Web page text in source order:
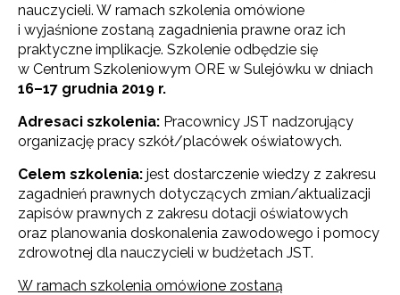
nauczycieli. W ramach szkolenia omówione
i wyjaśnione zostaną zagadnienia prawne oraz ich
praktyczne implikacje. Szkolenie odbędzie się
w Centrum Szkoleniowym ORE w Sulejówku w dniach
16–17 grudnia 2019 r.
Adresaci szkolenia: Pracownicy JST nadzorujący
organizację pracy szkół/placówek oświatowych.
Celem szkolenia: jest dostarczenie wiedzy z zakresu
zagadnień prawnych dotyczących zmian/aktualizacji
zapisów prawnych z zakresu dotacji oświatowych
oraz planowania doskonalenia zawodowego i pomocy
zdrowotnej dla nauczycieli w budżetach JST.
W ramach szkolenia omówione zostaną